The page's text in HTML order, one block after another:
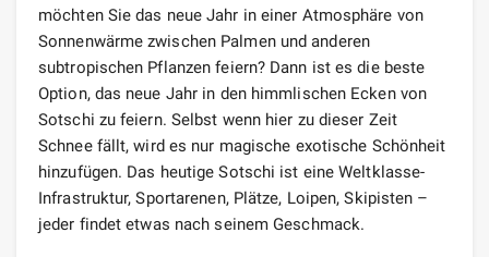
möchten Sie das neue Jahr in einer Atmosphäre von
Sonnenwärme zwischen Palmen und anderen
subtropischen Pflanzen feiern? Dann ist es die beste
Option, das neue Jahr in den himmlischen Ecken von
Sotschi zu feiern. Selbst wenn hier zu dieser Zeit
Schnee fällt, wird es nur magische exotische Schönheit
hinzufügen. Das heutige Sotschi ist eine Weltklasse-
Infrastruktur, Sportarenen, Plätze, Loipen, Skipisten –
jeder findet etwas nach seinem Geschmack.